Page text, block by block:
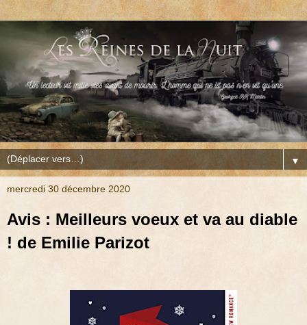
▼
mercredi 30 décembre 2020
Avis : Meilleurs voeux et va au diable
! de Emilie Parizot